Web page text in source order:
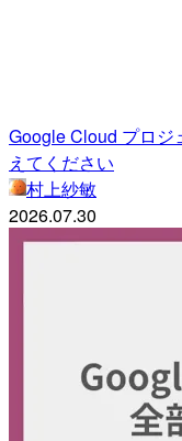
Google Cloud プロジ
えてください
村上紗敏
2026.07.30